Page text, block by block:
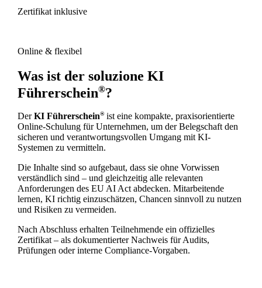
Zertifikat inklusive
Online & flexibel
Was ist der soluzione KI
Führerschein®?
DerKI Führerschein®ist eine kompakte, praxisorientierte
Online-Schulung für Unternehmen, um der Belegschaft den
sicheren und verantwortungsvollen Umgang mit KI-
Systemen zu vermitteln.
Die Inhalte sind so aufgebaut, dass sie ohne Vorwissen
verständlich sind – und gleichzeitig alle relevanten
Anforderungen des EU AI Act abdecken. Mitarbeitende
lernen, KI richtig einzuschätzen, Chancen sinnvoll zu nutzen
und Risiken zu vermeiden.
Nach Abschluss erhalten Teilnehmende ein offizielles
Zertifikat – als dokumentierter Nachweis für Audits,
Prüfungen oder interne Compliance-Vorgaben.